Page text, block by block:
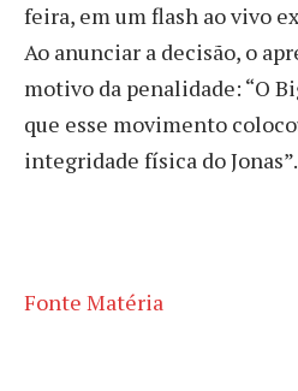
feira, em um flash ao vivo
Ao anunciar a decisão, o
motivo da penalidade: “O
que esse movimento
integridade física do Jonas”.
Fonte Matéria